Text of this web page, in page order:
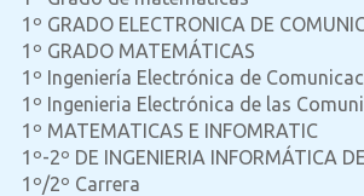
1º GRADO ELECTRONICA DE
1º GRADO MATEMÁTICAS
1º Ingeniería Electrónica de
1º Ingenieria Electrónica de las
1º MATEMATICAS E INFOMRATIC
1º-2º DE INGENIERIA INFORMÁTICA
1º/2º Carrera